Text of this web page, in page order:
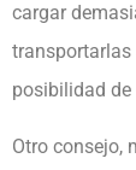
cargar
transportarlas
posibilidad de
Otro consejo,